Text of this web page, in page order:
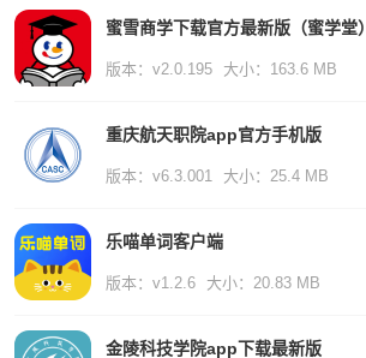
蜜雪商学下载官方最新版（蜜学堂）
版本：v2.0.195 大小：163.6 MB
重庆航天职院app官方手机版
版本：v6.3.001 大小：25.4 MB
乐喵单词客户端
版本：v1.2.6 大小：20.83 MB
金陵科技学院app下载最新版